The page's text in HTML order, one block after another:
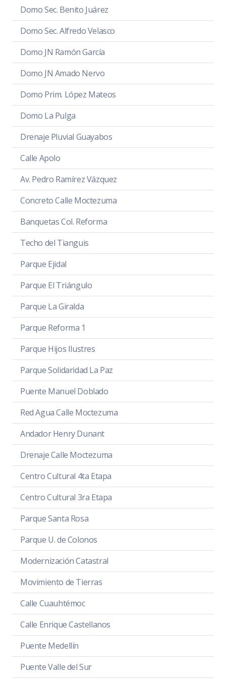
Domo Sec. Benito Juárez
Domo Sec. Alfredo Velasco
Domo JN Ramón García
Domo JN Amado Nervo
Domo Prim. López Mateos
Domo La Pulga
Drenaje Pluvial Guayabos
Calle Apolo
Av. Pedro Ramírez Vázquez
Concreto Calle Moctezuma
Banquetas Col. Reforma
Techo del Tianguis
Parque Ejidal
Parque El Triángulo
Parque La Giralda
Parque Reforma 1
Parque Hijos Ilustres
Parque Solidaridad La Paz
Puente Manuel Doblado
Red Agua Calle Moctezuma
Andador Henry Dunant
Drenaje Calle Moctezuma
Centro Cultural 4ta Etapa
Centro Cultural 3ra Etapa
Parque Santa Rosa
Parque U. de Colonos
Modernización Catastral
Movimiento de Tierras
Calle Cuauhtémoc
Calle Enrique Castellanos
Puente Medellín
Puente Valle del Sur